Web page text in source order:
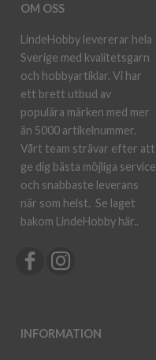
OM OSS
LindeHobby levererar hela
Sverige med kvalitetsgarn
och hobbyartiklar. Vi har
ett brett utbud av
populära märken med mer
än 5000 artikelnummer.
Vårt team strävar efter att
ge dig bästa möjliga service
och snabbaste leverans
när som helst. Se laget
bakom LindeHobby här..
INFORMATION